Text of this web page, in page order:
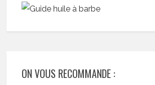
ON VOUS RECOMMANDE :